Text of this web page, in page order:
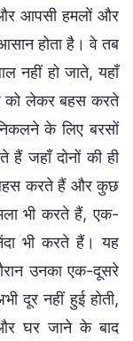
आपसी हमलों और
होता है। वे तब
हो जाते, यहाँ
को लेकर बहस करते
के लिए बरसों
जहाँ दोनों की ही
बहस करते हैं और कुछ
भी करते हैं, एक-
भी करते हैं। यह
उनका एक-दूसरे
दूर नहीं हुई होती,
और घर जाने के बाद